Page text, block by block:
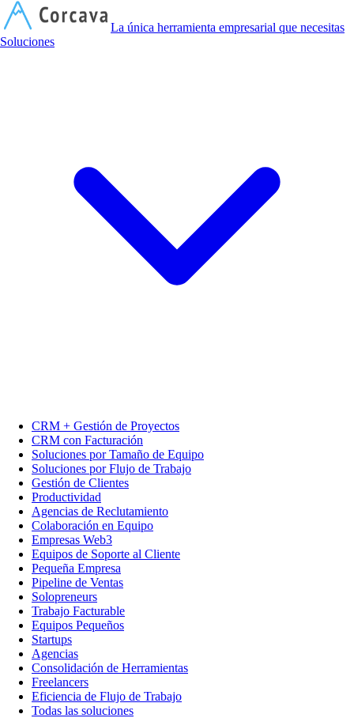
La única herramienta empresarial que necesitas
Soluciones
CRM + Gestión de Proyectos
CRM con Facturación
Soluciones por Tamaño de Equipo
Soluciones por Flujo de Trabajo
Gestión de Clientes
Productividad
Agencias de Reclutamiento
Colaboración en Equipo
Empresas Web3
Equipos de Soporte al Cliente
Pequeña Empresa
Pipeline de Ventas
Solopreneurs
Trabajo Facturable
Equipos Pequeños
Startups
Agencias
Consolidación de Herramientas
Freelancers
Eficiencia de Flujo de Trabajo
Todas las soluciones